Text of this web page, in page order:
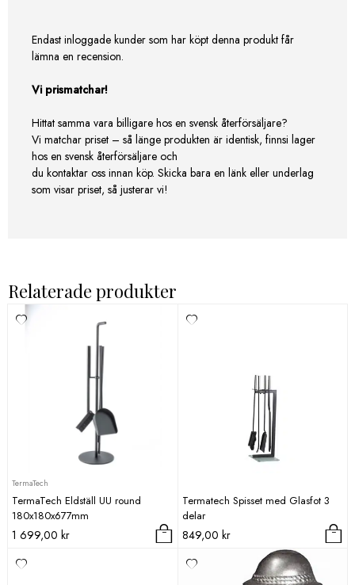
Endast inloggade kunder som har köpt denna produkt får
lämna en recension.
Vi prismatchar!
Hittat samma vara billigare hos en svensk återförsäljare?
Vi matchar priset – så länge produkten är identisk, finnsi lager
hos en svensk återförsäljare och
du kontaktar oss innan köp. Skicka bara en länk eller underlag
som visar priset, så justerar vi!
Relaterade produkter
TermaTech
TermaTech Eldställ UU round
180x180x677mm
1 699,00 kr
Termatech Spisset med Glasfot 3
delar
849,00 kr